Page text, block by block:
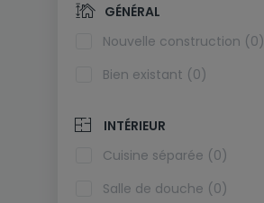
GÉNÉRAL
Nouvelle construction (0)
Bien existant (0)
INTÉRIEUR
Cuisine séparée (0)
Salle de douche (0)